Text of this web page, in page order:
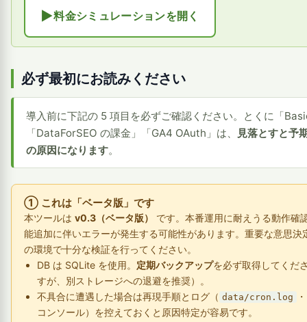
料金シミュレーションを開く
必ず最初にお読みください
導入前に下記の 5 項目を必ずご確認ください。とくに「
「DataForSEO の課金」「GA4 OAuth」は、
見落とすと予
の原因になります。
① これは「ベータ版」です
本ツールは v0.3（ベータ版）
です。本番運用に耐えうる動作確
能追加に伴いエラーが発生する可能性があります。重要な意思決
の環境で十分な検証を行ってください。
DB は SQLite を使用。 定期バックアップを必ず取得してくだ
すが、別ストレージへの退避を推奨）。
不具合に遭遇した場合は再現手順とログ（ data/cron.log
コンソール）を控えておくと原因特定が容易です。